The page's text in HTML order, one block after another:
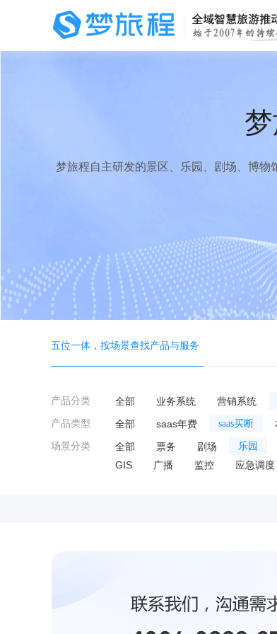
梦旅程自主研发的景区、乐园、剧场、博物
五位一体，按场景查找产品与服务
产品分类 全部 业务系统 营销系统
产品类型 全部 saas年费 saas买断
场景分类 全部 票务 剧场 乐园
GIS
广播 监控 应急调度